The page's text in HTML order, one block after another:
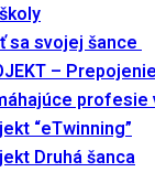
sa svojej šance
–
profesie
“eTwinning”
Druhá šanca